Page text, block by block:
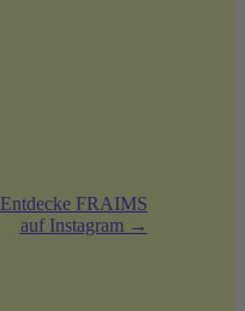
Entdecke FRAIMS
auf Instagram →